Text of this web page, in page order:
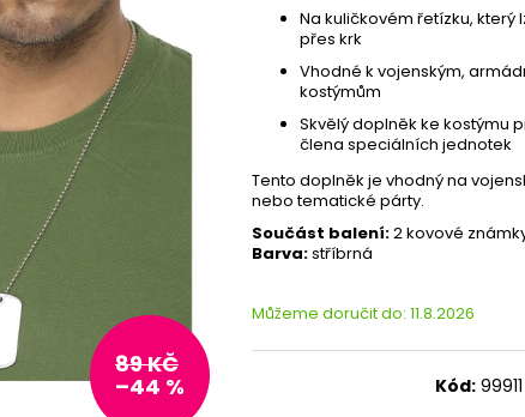
Na kuličkovém řetízku,
přes krk
Vhodné k vojenským,
kostýmům
Skvělý doplněk ke kostýmu
člena speciálních jednotek
Tento doplněk je vhodný na
nebo tematické párty.
Součást balení:2 kovové
Barva:stříbrná
Můžeme doručit do: 11.8.2026
Kód: 99911
89 KČ
–44 %